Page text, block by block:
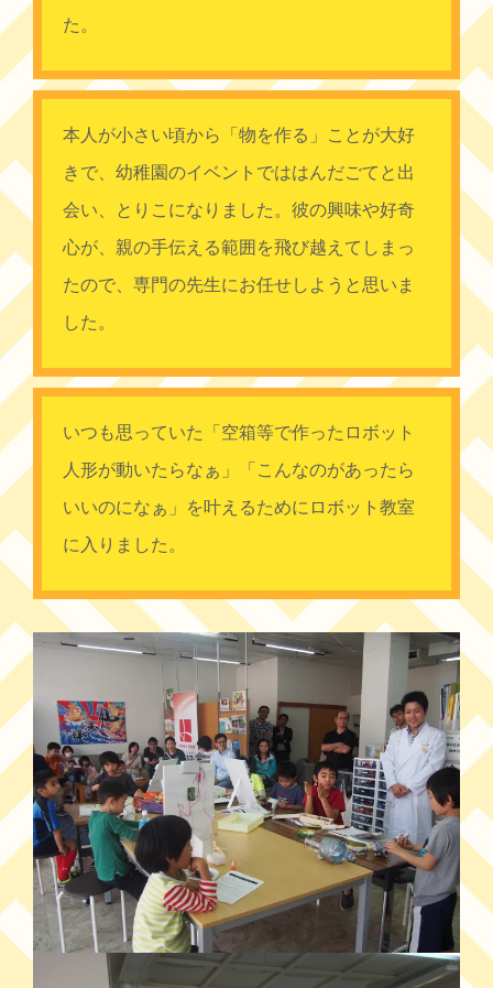
た。
本人が小さい頃から「物を作る」ことが大好
きで、幼稚園のイベントでははんだごてと出
会い、とりこになりました。彼の興味や好奇
心が、親の手伝える範囲を飛び越えてしまっ
たので、専門の先生にお任せしようと思いま
した。
いつも思っていた「空箱等で作ったロボット
人形が動いたらなぁ」「こんなのがあったら
いいのになぁ」を叶えるためにロボット教室
に入りました。